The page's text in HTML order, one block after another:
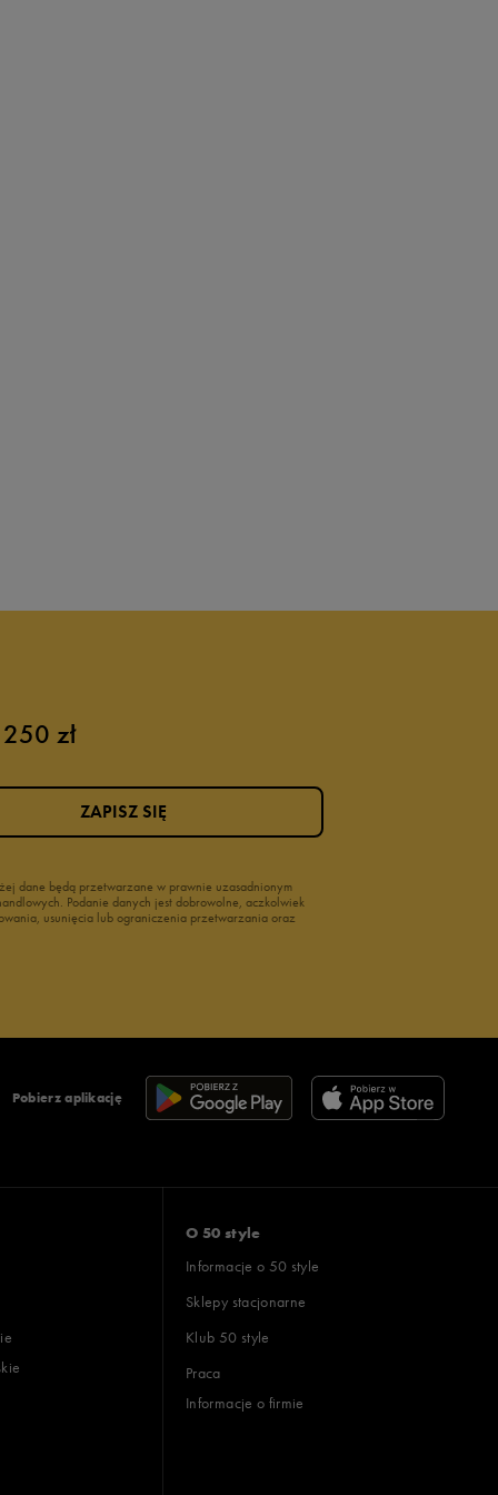
zł
dane będą przetwarzane w prawnie uzasadnionym
Podanie danych jest dobrowolne, aczkolwiek
usunięcia lub ograniczenia przetwarzania oraz
ZAPISZ SIĘ
Pobierz aplikację
O 50 style
Informacje o 50 style
Sklepy stacjonarne
Klub 50 style
Praca
Informacje o firmie